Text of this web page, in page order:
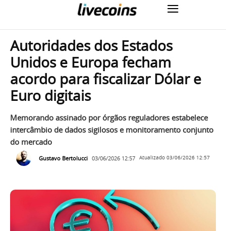
Autoridades dos Estados
Unidos e Europa fecham
acordo para fiscalizar Dólar e
Euro digitais
Memorando assinado por órgãos reguladores estabelece
intercâmbio de dados sigilosos e monitoramento conjunto
do mercado
Gustavo Bertolucci 03/06/2026 12:57 Atualizado 03/06/2026 12:57